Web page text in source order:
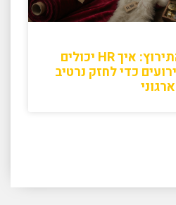
סנטה הוא רק התירוץ: איך HR יכולים
כדי לחזק נרטיב
ארגוני